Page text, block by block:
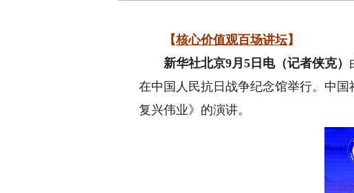
【核心价值观百场讲坛】
新华社北京9月5日电（记者侠克）
在中国人民抗日战争纪念馆举行。中
复兴伟业》的演讲。